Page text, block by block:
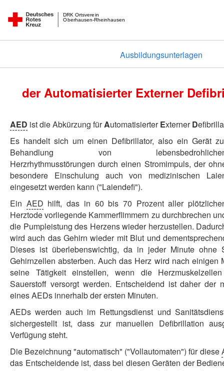
Oberhausen-Rheinhausen
DRK Ortsverein
Ausbildungsunterlagen
der Automatisierter Externer
AED ist die Abkürzung fürAutomatisierterExternerD
Es handelt sich um einen Defibrillator, also ein Gerät
Behandlung von
Herzrhythmusstörungen durch einen Stromimpuls, der
besondere Einschulung auch von medizinischen
eingesetzt werden kann ("Laiendefi").
Ein AED hilft, das in 60 bis 70 Prozent aller
Herztode vorliegende Kammerflimmern zu durchbrechen
die Pumpleistung des Herzens wieder herzustellen.
wird auch das Gehirn wieder mit Blut und
Dieses ist überlebenswichtig, da in jeder Minute ohne
Gehirnzellen absterben. Auch das Herz wird nach einigen
seine Tätigkeit einstellen, wenn die
Sauerstoff versorgt werden. Entscheidend ist daher der
eines AEDs innerhalb der ersten Minuten.
AEDs werden auch im Rettungsdienst und
sichergestellt ist, dass zur manuellen Defibrillation
Verfügung steht.
Die Bezeichnung "automatisch" ("Vollautomaten") für diese
das Entscheidende ist, dass bei diesen Geräten der